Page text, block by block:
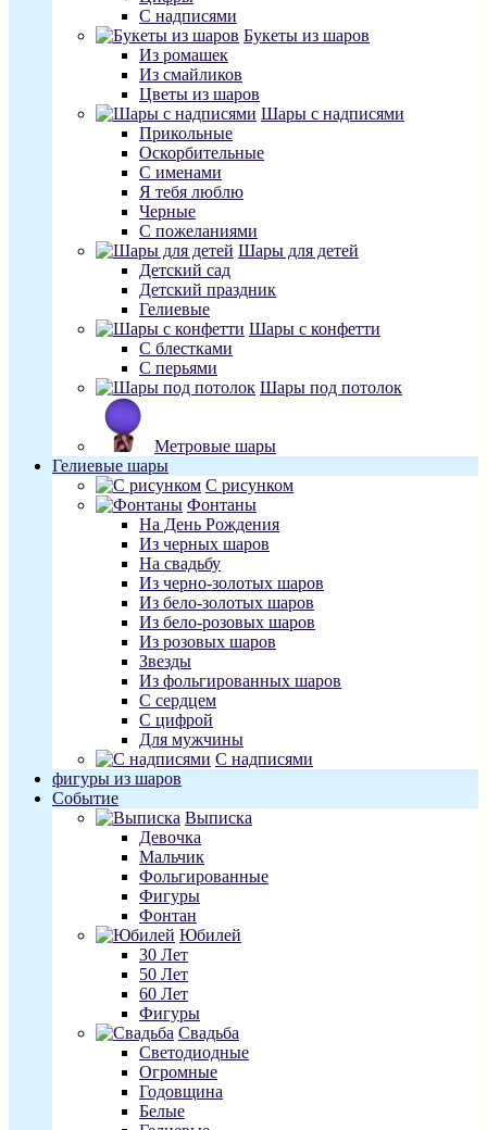
С надписями
Букеты из шаров
Из ромашек
Из смайликов
Цветы из шаров
Шары с надписями
Прикольные
Оскорбительные
С именами
Я тебя люблю
Черные
С пожеланиями
Шары для детей
Детский сад
Детский праздник
Гелиевые
Шары с конфетти
С блестками
С перьями
Шары под потолок
Метровые шары
Гелиевые шары
С рисунком
Фонтаны
На День Рождения
Из черных шаров
На свадьбу
Из черно-золотых шаров
Из бело-золотых шаров
Из бело-розовых шаров
Из розовых шаров
Звезды
Из фольгированных шаров
С сердцем
С цифрой
Для мужчины
С надписями
фигуры из шаров
Событие
Выписка
Девочка
Мальчик
Фольгированные
Фигуры
Фонтан
Юбилей
30 Лет
50 Лет
60 Лет
Фигуры
Свадьба
Светодиодные
Огромные
Годовщина
Белые